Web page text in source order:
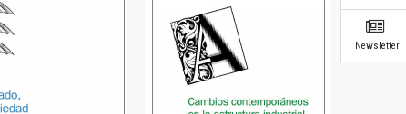
Newsletter